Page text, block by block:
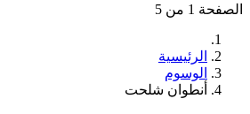
الصفحة 1 من 5
الرئيسية
الوسوم
أنطوان شلحت